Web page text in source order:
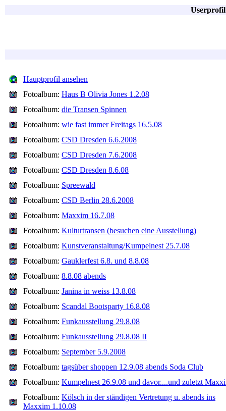
Hauptprofil ansehen
Fotoalbum: Haus B Olivia Jones 1.2.08
Fotoalbum: die Transen Spinnen
Fotoalbum: wie fast immer Freitags 16.5.08
Fotoalbum: CSD Dresden 6.6.2008
Fotoalbum: CSD Dresden 7.6.2008
Fotoalbum: CSD Dresden 8.6.08
Fotoalbum: Spreewald
Fotoalbum: CSD Berlin 28.6.2008
Fotoalbum: Maxxim 16.7.08
Fotoalbum: Kulturtransen (besuchen eine Ausstellung)
Fotoalbum: Kunstveranstaltung/Kumpelnest 25.7.08
Fotoalbum: Gauklerfest 6.8. und 8.8.08
Fotoalbum: 8.8.08 abends
Fotoalbum: Janina in weiss 13.8.08
Fotoalbum: Scandal Bootsparty 16.8.08
Fotoalbum: Funkausstellung 29.8.08
Fotoalbum: Funkausstellung 29.8.08 II
Fotoalbum: September 5.9.2008
Fotoalbum: tagsüber shoppen 12.9.08 abends Soda Club
Fotoalbum: Kumpelnest 26.9.08 und davor....und zuletzt
Fotoalbum: Kölsch in der ständigen Vertretung u. abends ins
Maxxim 1.10.08